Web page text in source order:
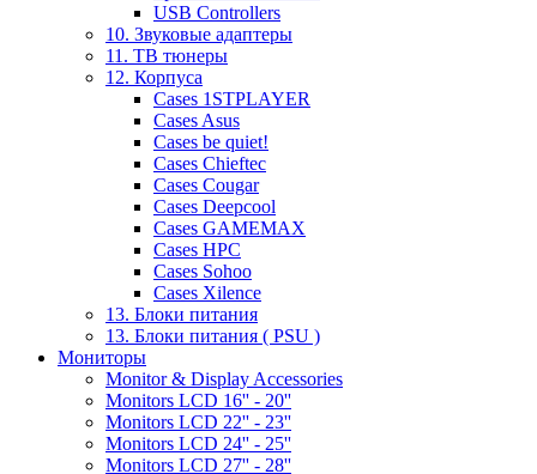
USB Controllers
10. Звуковые адаптеры
11. ТВ тюнеры
12. Корпуса
Cases 1STPLAYER
Cases Asus
Cases be quiet!
Cases Chieftec
Cases Cougar
Cases Deepcool
Cases GAMEMAX
Cases HPC
Cases Sohoo
Cases Xilence
13. Блоки питания
13. Блоки питания ( PSU )
Мониторы
Monitor & Display Accessories
Monitors LCD 16'' - 20''
Monitors LCD 22'' - 23''
Monitors LCD 24'' - 25''
Monitors LCD 27'' - 28''